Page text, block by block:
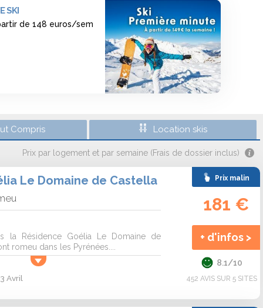
SKI
de 148 euros/sem
Compris Location skis
Prix par logement et par semaine (Frais de dossier inclus)
Le Domaine de Castella
la Résidence Goélia Le Domaine de
romeu dans les Pyrénées....
Avril
Prix malin
181 €
+ d'infos >
8.1/10
452 AVIS SUR 5 SITES